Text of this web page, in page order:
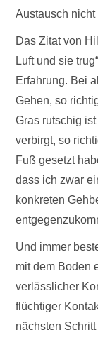
Austausch nicht
Das Zitat von
Luft und sie
Erfahrung. Bei
Gehen, so
Gras rutschig
verbirgt, so
Fuß gesetzt
dass ich zwar
konkreten
Und immer
mit dem Boden
verlässlicher
flüchtiger
nächsten